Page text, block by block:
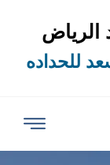
الرياض
للحداده